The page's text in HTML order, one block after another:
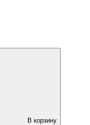
В корзину